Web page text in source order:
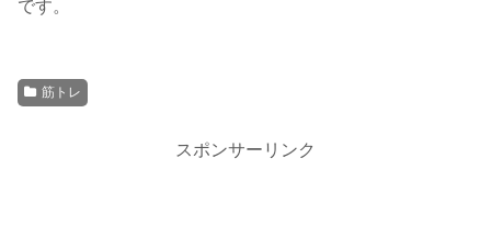
です。
筋トレ
スポンサーリンク